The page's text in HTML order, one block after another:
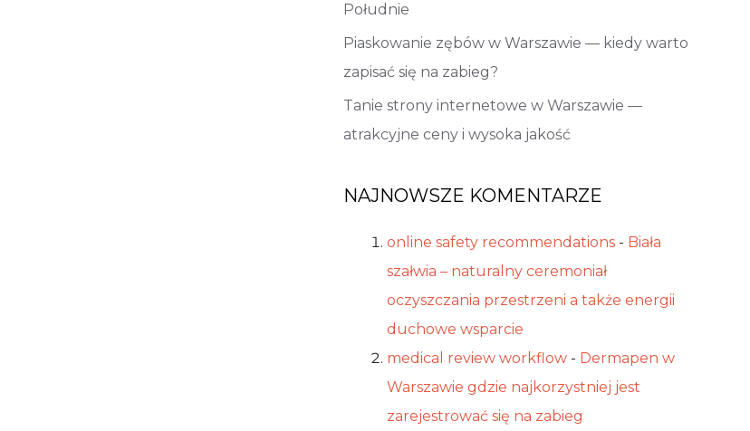
Południe
Piaskowanie zębów w Warszawie — kiedy warto
zapisać się na zabieg?
Tanie strony internetowe w Warszawie —
atrakcyjne ceny i wysoka jakość
NAJNOWSZE KOMENTARZE
online safety recommendations - Biała
szałwia – naturalny ceremoniał
oczyszczania przestrzeni a także energii
duchowe wsparcie
medical review workflow - Dermapen w
Warszawie gdzie najkorzystniej jest
zarejestrować się na zabieg